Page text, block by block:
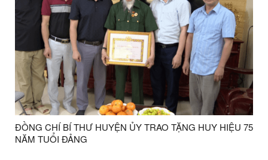
ĐỒNG CHÍ BÍ THƯ HUYỆN ỦY TRAO TẶNG HUY HIỆU 75
NĂM TUỔI ĐẢNG